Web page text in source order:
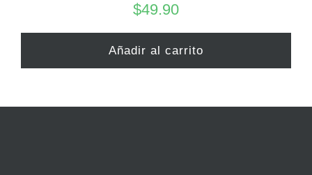
$49.90
Añadir al carrito